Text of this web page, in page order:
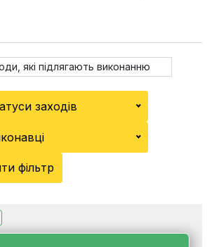
які підлягають виконанню
заходів
фільтр